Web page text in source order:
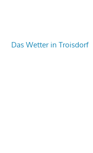
Das Wetter in Troisdorf